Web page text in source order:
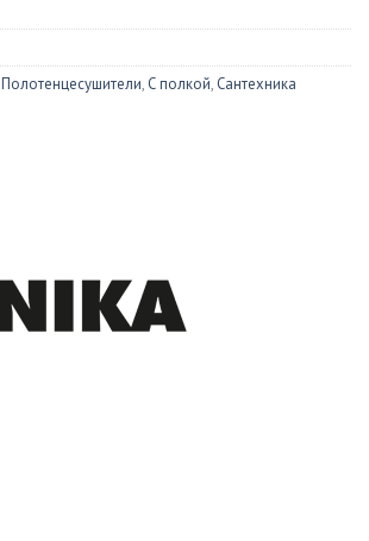
Полотенцесушители, С полкой, Сантехника